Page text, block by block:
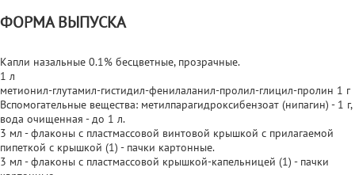
ФОРМА ВЫПУСКА
Капли назальные 0.1% бесцветные, прозрачные.
1 л
метионил-глутамил-гистидил-фенилаланил-пролил-глицил-пролин 1 г
Вспомогательные вещества: метилпарагидроксибензоат (нипагин) - 1 г,
вода очищенная - до 1 л.
3 мл - флаконы с пластмассовой винтовой крышкой с прилагаемой
пипеткой с крышкой (1) - пачки картонные.
3 мл - флаконы с пластмассовой крышкой-капельницей (1) - пачки